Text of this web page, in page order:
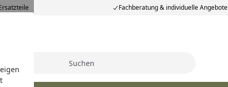
Fachberatung & individuelle Angebote